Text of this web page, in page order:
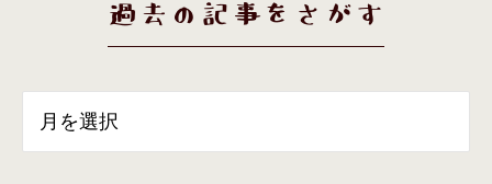
過去の記事をさがす